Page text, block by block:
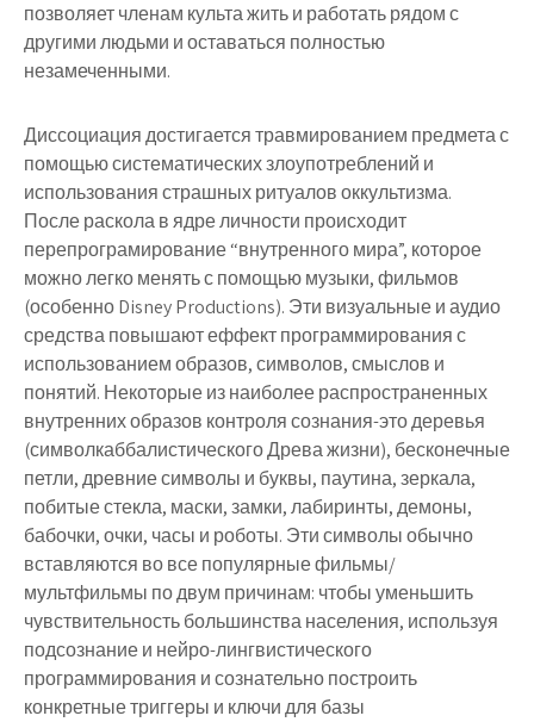
позволяет членам культа жить и работать рядом с
другими людьми и оставаться полностью
незамеченными.
Диссоциация достигается травмированием предмета с
помощью систематических злоупотреблений и
использования страшных ритуалов оккультизма.
После раскола в ядре ​​личности происходит
перепрограмирование “внутренного мира”, которое
можно легко менять с помощью музыки, фильмов
(особенно Disney Productions). Эти визуальные и аудио
средства повышают еффект программирования с
использованием образов, символов, смыслов и
понятий. Некоторые из наиболее распространенных
внутренних образов контроля сознания-это деревья
(символкаббалистического Древа жизни), бесконечные
петли, древние символы и буквы, паутина, зеркала,
побитые стекла, маски, замки, лабиринты, демоны,
бабочки, очки, часы и роботы. Эти символы обычно
вставляются во все популярные фильмы/
мультфильмы по двум причинам: чтобы уменьшить
чувствительность большинства населения, используя
подсознание и нейро-лингвистического
программирования и сознательно построить
конкретные триггеры и ключи для базы